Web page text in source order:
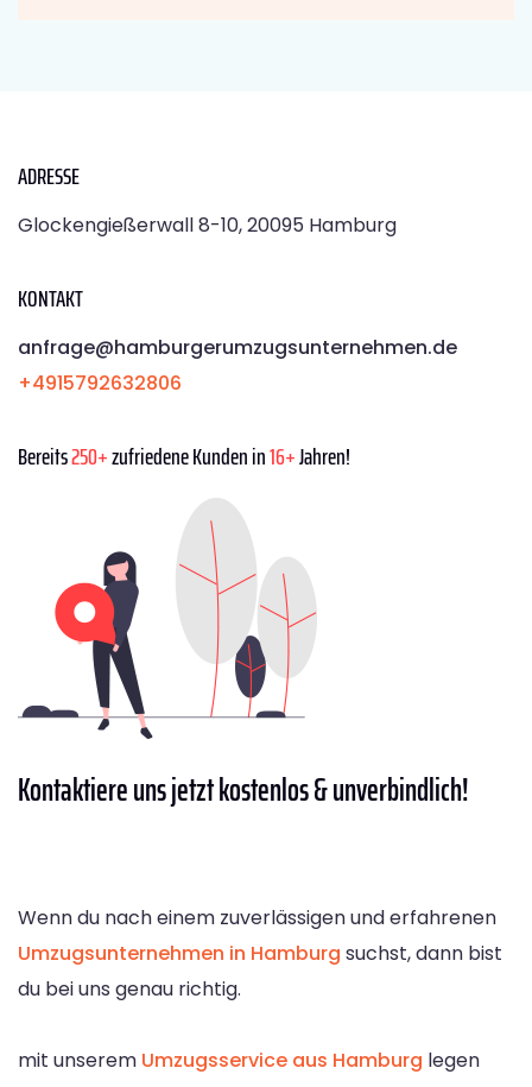
ADRESSE
Glockengießerwall 8-10, 20095 Hamburg
KONTAKT
anfrage@hamburgerumzugsunternehmen.de
+4915792632806
Bereits250+zufriedene Kunden in16+Jahren!
Kontaktiereuns jetzt kostenlos & unverbindlich!
Wenn du nach einem zuverlässigen und erfahrenen
Umzugsunternehmen in Hamburg suchst, dann bist
du bei uns genau richtig.
mit unserem Umzugsservice aus Hamburg legen